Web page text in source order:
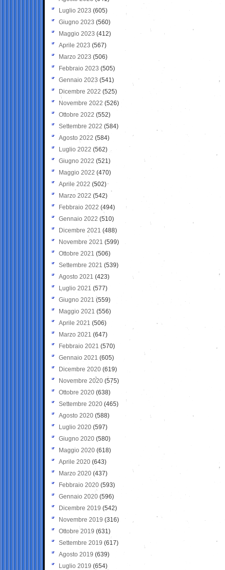
Luglio 2023 (605)
Giugno 2023 (560)
Maggio 2023 (412)
Aprile 2023 (567)
Marzo 2023 (506)
Febbraio 2023 (505)
Gennaio 2023 (541)
Dicembre 2022 (525)
Novembre 2022 (526)
Ottobre 2022 (552)
Settembre 2022 (584)
Agosto 2022 (584)
Luglio 2022 (562)
Giugno 2022 (521)
Maggio 2022 (470)
Aprile 2022 (502)
Marzo 2022 (542)
Febbraio 2022 (494)
Gennaio 2022 (510)
Dicembre 2021 (488)
Novembre 2021 (599)
Ottobre 2021 (506)
Settembre 2021 (539)
Agosto 2021 (423)
Luglio 2021 (577)
Giugno 2021(559)
Maggio 2021 (556)
Aprile 2021 (506)
Marzo 2021 (647)
Febbraio 2021 (570)
Gennaio 2021 (605)
Dicembre 2020 (619)
Novembre 2020 (575)
Ottobre 2020 (638)
Settembre 2020(465)
Agosto 2020 (588)
Luglio 2020 (597)
Giugno 2020 (580)
Maggio 2020 (618)
Aprile 2020 (643)
Marzo 2020 (437)
Febbraio 2020 (593)
Gennaio 2020 (596)
Dicembre 2019 (542)
Novembre 2019 (316)
Ottobre 2019 (631)
Settembre 2019 (617)
Agosto 2019 (639)
Luglio 2019 (654)